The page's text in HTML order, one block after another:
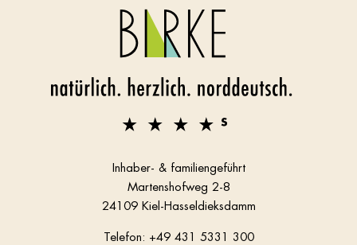
Inhaber- & familiengeführt
Martenshofweg 2-8
24109 Kiel-Hasseldieksdamm
Telefon: +49 431 5331 300